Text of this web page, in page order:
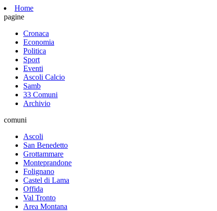
Home
pagine
Cronaca
Economia
Politica
Sport
Eventi
Ascoli Calcio
Samb
33 Comuni
Archivio
comuni
Ascoli
San Benedetto
Grottammare
Monteprandone
Folignano
Castel di Lama
Offida
Val Tronto
Area Montana